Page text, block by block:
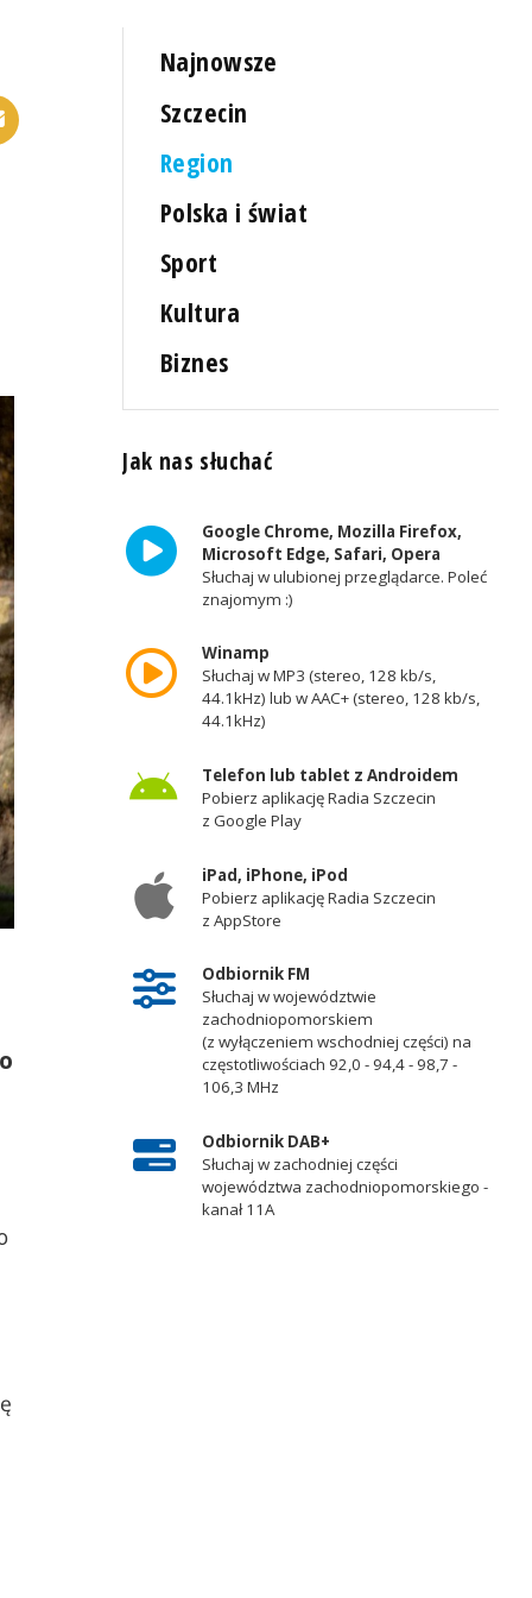
Najnowsze
Szczecin
Region
Polska i świat
Sport
Kultura
Biznes
Jak nas słuchać
Google Chrome, Mozilla Firefox,
Microsoft Edge, Safari, Opera
Słuchaj w ulubionej przeglądarce. Poleć
znajomym :)
Winamp
Słuchaj w MP3 (stereo, 128 kb/s,
44.1kHz) lub w AAC+ (stereo, 128 kb/s,
44.1kHz)
Telefon lub tablet z Androidem
Pobierz aplikację Radia Szczecin
z Google Play
iPad, iPhone, iPod
Pobierz aplikację Radia Szczecin
z AppStore
Odbiornik FM
Słuchaj w województwie
zachodniopomorskiem
(z wyłączeniem wschodniej części) na
częstotliwościach 92,0 - 94,4 - 98,7 -
106,3 MHz
Odbiornik DAB+
Słuchaj w zachodniej części
województwa zachodniopomorskiego -
kanał 11A